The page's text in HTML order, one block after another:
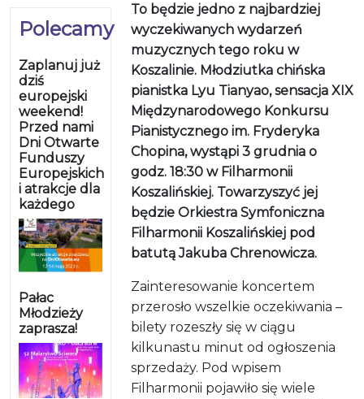
Polecamy
Zaplanuj już
dziś
europejski
weekend!
Przed nami
Dni Otwarte
Funduszy
Europejskich
i atrakcje dla
każdego
Pałac
Młodzieży
zaprasza!
To będzie jedno z najbardziej
wyczekiwanych wydarzeń
muzycznych tego roku w
Koszalinie. Młodziutka chińska
pianistka Lyu Tianyao, sensacja XIX
Międzynarodowego Konkursu
Pianistycznego im. Fryderyka
Chopina, wystąpi 3 grudnia o
godz. 18:30 w Filharmonii
Koszalińskiej. Towarzyszyć jej
będzie Orkiestra Symfoniczna
Filharmonii Koszalińskiej pod
batutą Jakuba Chrenowicza.
Zainteresowanie koncertem
przerosło wszelkie oczekiwania –
bilety rozeszły się w ciągu
kilkunastu minut od ogłoszenia
sprzedaży. Pod wpisem
Filharmonii pojawiło się wiele